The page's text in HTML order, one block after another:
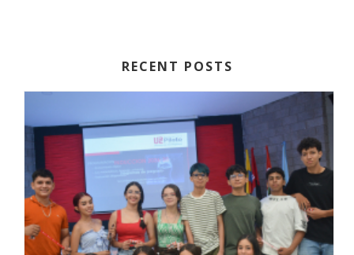
RECENT POSTS